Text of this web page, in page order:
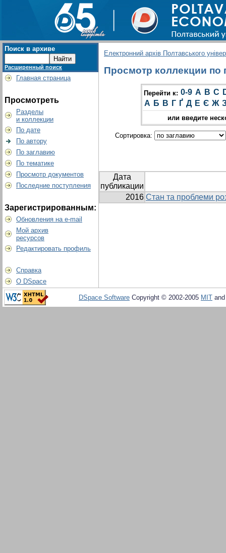
Поиск в архиве
Расширенный поиск
Главная страница
Просмотреть
Разделы
и коллекции
По дате
По автору
По заглавию
По тематике
Просмотр документов
Последние поступления
Зарегистрированным:
Обновления на e-mail
Мой архив
ресурсов
Редактировать профиль
Справка
О DSpace
Електронний архів Полтавського
Просмотр коллекции по
Перейти к: 0-9 A B C
А Б В Г Ґ Д Е Є Ж
или введите
Сортировка:
Дата
публикации
2016 Стан та проблеми
DSpace Software Copyright © 2002-2005 MIT